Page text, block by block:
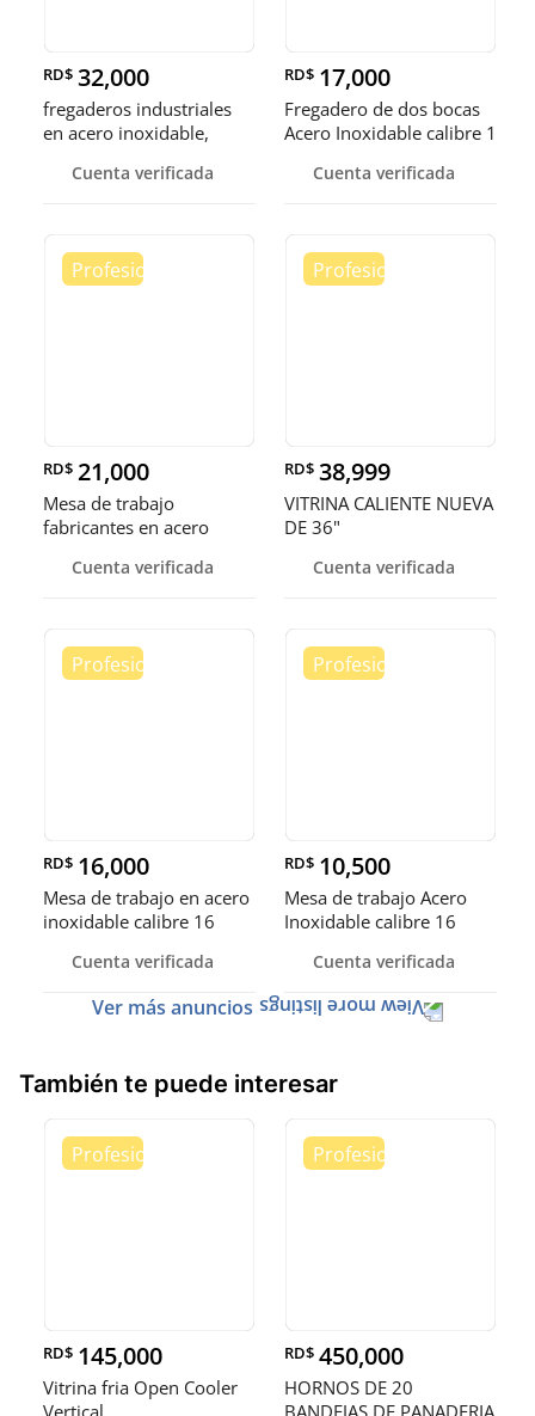
RD$ 32,000
fregaderos industriales
en acero inoxidable,
Cuenta verificada
RD$ 17,000
Fregadero de dos bocas
Acero Inoxidable calibre 1
Cuenta verificada
RD$ 21,000
Mesa de trabajo
fabricantes en acero
Cuenta verificada
RD$ 38,999
VITRINA CALIENTE NUEVA
DE 36"
Cuenta verificada
RD$ 16,000
Mesa de trabajo en acero
inoxidable calibre 16
Cuenta verificada
RD$ 10,500
Mesa de trabajo Acero
Inoxidable calibre 16
Cuenta verificada
Ver más anuncios
También te puede interesar
RD$ 145,000
Vitrina fria Open Cooler
RD$ 450,000
HORNOS DE 20